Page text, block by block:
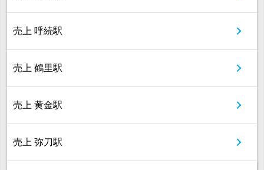
売上 呼続駅
売上 鶴里駅
売上 黄金駅
売上 弥刀駅